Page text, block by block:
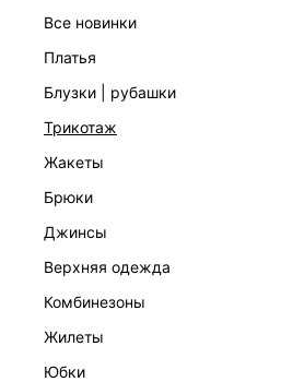
все новинки
платья
блузки | рубашки
трикотаж
жакеты
брюки
джинсы
верхняя одежда
комбинезоны
жилеты
юбки